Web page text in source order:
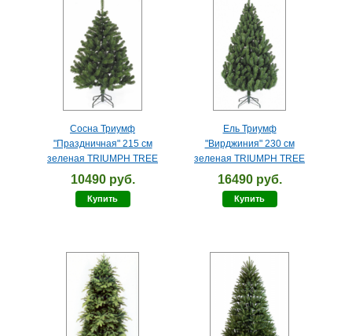
Сосна Триумф
"Праздничная" 215 см
зеленая TRIUMPH TREE
10490 руб.
Купить
Ель Триумф
"Вирджиния" 230 см
зеленая TRIUMPH TREE
16490 руб.
Купить